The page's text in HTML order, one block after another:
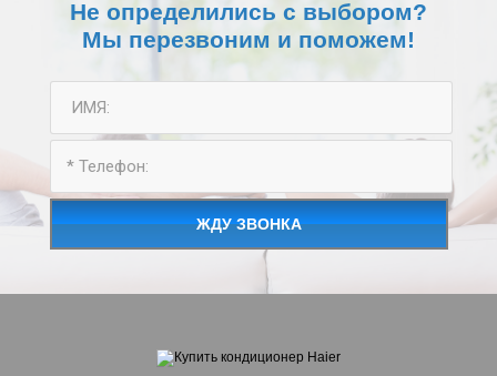
Не определились с выбором?
Мы перезвоним и поможем!
ЖДУ ЗВОНКА